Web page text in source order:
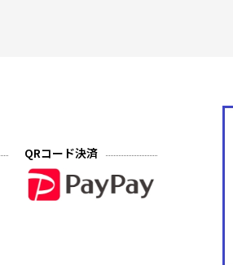
QRコード決済